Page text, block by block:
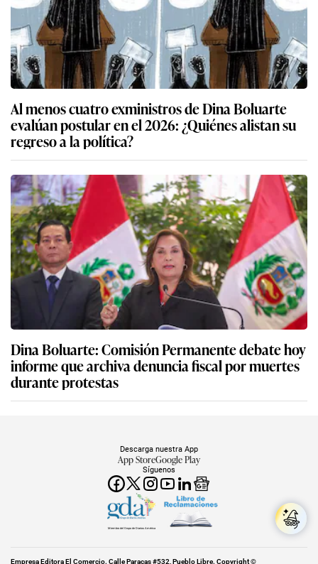
Al menos cuatro exministros de Dina Boluarte
evalúan postular en el 2026: ¿Quiénes alistan su
regreso a la política?
Dina Boluarte: Comisión Permanente debate hoy
informe que archiva denuncia fiscal por muertes
durante protestas
Síguenos
Descarga nuestra App
App StoreGoogle Play
Miembro del Grupo de Diarios América
Empresa Editora El Comercio. Calle Paracas #532, Pueblo Libre. Copyright ©